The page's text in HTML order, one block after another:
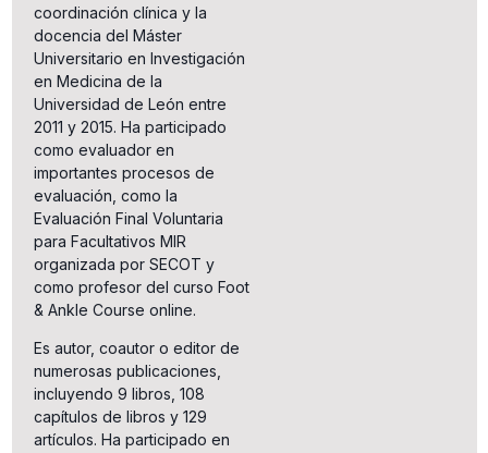
coordinación clínica y la
docencia del Máster
Universitario en Investigación
en Medicina de la
Universidad de León entre
2011 y 2015. Ha participado
como evaluador en
importantes procesos de
evaluación, como la
Evaluación Final Voluntaria
para Facultativos MIR
organizada por SECOT y
como profesor del curso Foot
& Ankle Course online.
Es autor, coautor o editor de
numerosas publicaciones,
incluyendo 9 libros, 108
capítulos de libros y 129
artículos. Ha participado en